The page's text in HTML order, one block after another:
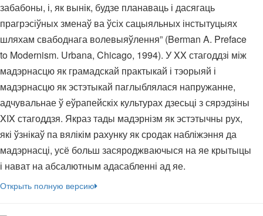
забабоны, і, як вынік, будзе планаваць і дасягаць
прагрэсіўных зменаў ва ўсіх сацыяльных інстытуцыях
шляхам свабоднага волевыяўлення” (Berman A. Preface
to Modernism. Urbana, Chicago, 1994). У XX стагоддзі між
мадэрнасцю як грамадскай практыкай і тэорыяй і
мадэрнасцю як эстэтыкай паглыблялася напружанне,
адчувальнае ў еўрапейскіх культурах дзесьці з сярэдзіны
XIX стагоддзя. Якраз тады мадэрнізм як эстэтычны рух,
які ўзнікаў па вялікім рахунку як сродак набліжэння да
мадэрнасці, усё больш засяроджваючыся на яе крытыцы
і нават на абсалютным адасабленні ад яе.
Открыть полную версию